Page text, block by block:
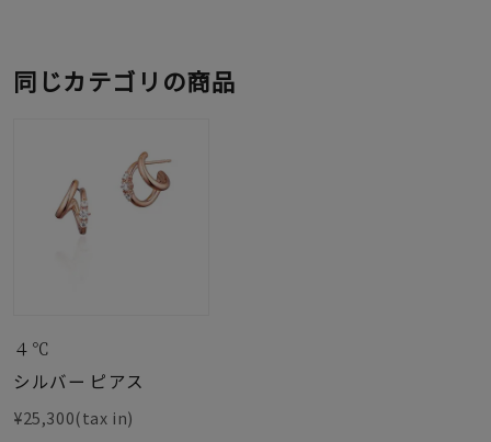
同じカテゴリの商品
４℃
シルバー ピアス
¥25,300(tax in)